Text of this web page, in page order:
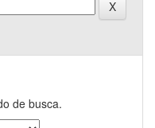
de busca.